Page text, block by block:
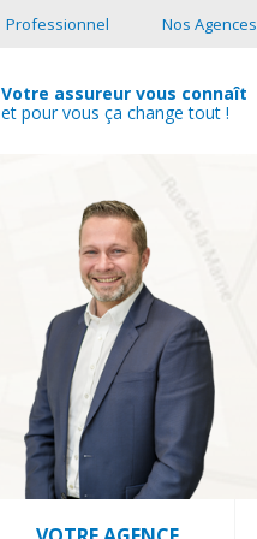
Professionnel Nos Agences
Votre assureur vous connaît
et pour vous ça change tout !